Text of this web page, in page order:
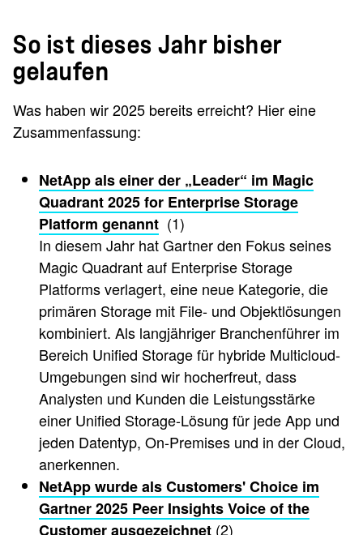
So ist dieses Jahr bisher
gelaufen
Was haben wir 2025 bereits erreicht? Hier eine
Zusammenfassung:
NetApp als einer der „Leader“ im Magic
Quadrant 2025 for Enterprise Storage
Platform genannt (1)
In diesem Jahr hat Gartner den Fokus seines
Magic Quadrant auf Enterprise Storage
Platforms verlagert, eine neue Kategorie, die
primären Storage mit File- und Objektlösungen
kombiniert. Als langjähriger Branchenführer im
Bereich Unified Storage für hybride Multicloud-
Umgebungen sind wir hocherfreut, dass
Analysten und Kunden die Leistungsstärke
einer Unified Storage-Lösung für jede App und
jeden Datentyp, On-Premises und in der Cloud,
anerkennen.
NetApp wurde als Customers' Choice im
Gartner 2025 Peer Insights​ Voice of the
Customer ausgezeichnet (2)